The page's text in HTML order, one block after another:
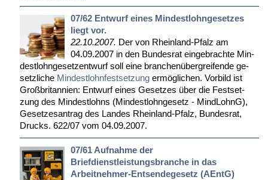
07/62 Entwurf eines Mindestlohngesetzes
liegt vor.
22.10.2007. Der von Rhein­land-Pfalz am
04.09.2007 in den Bun­des­rat ein­ge­brach­te Min­
dest­l­ohn­ge­setz­ent­wurf soll ei­ne bran­chen­über­grei­fen­de ge­
setz­li­che Min­dest­lohn­fest­set­zung er­mög­li­chen. Vor­bild ist
Groß­bri­tan­ni­en: Ent­wurf ei­nes Ge­set­zes über die Fest­set­
zung des Min­dest­lohns (Min­dest­l­ohn­ge­setz - Mind­L­ohnG),
Ge­set­zes­an­trag des Lan­des Rhein­land-Pfalz, Bun­des­rat,
Drucks. 622/07 vom 04.09.2007.
07/61 Aufnahme der
Briefdienstleistungsbranche in das
Arbeitnehmer-Entsendegesetz (AEntG)